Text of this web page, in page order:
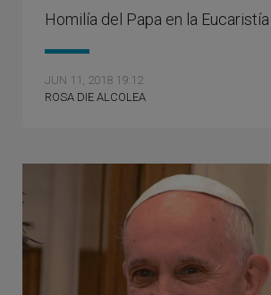
Homilía del Papa en la Eucaristía
JUN 11, 2018 19:12
ROSA DIE ALCOLEA